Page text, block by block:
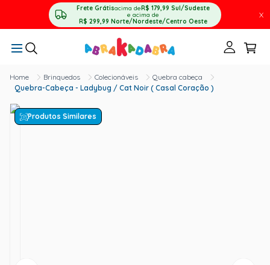
Frete Grátisacima deR$ 179,99 Sul/Sudeste
e acima de
R$ 299,99 Norte/Nordeste/Centro Oeste
X
Brinquedos Colecionáveis
Quebra cabeça
Quebra-Cabeça - Ladybug / Cat Noir ( Casal Coração )
Produtos Similares